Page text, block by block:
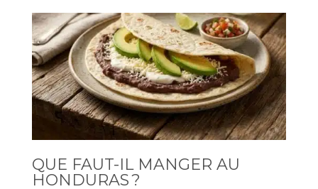
QUE FAUT-IL MANGER AU
HONDURAS ?